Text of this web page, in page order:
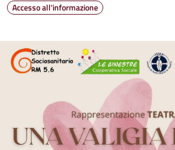
Accesso all'informazione